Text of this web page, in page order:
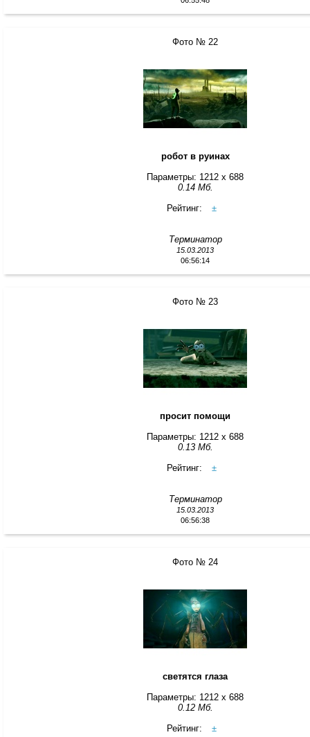
Фото № 22
робот в руинах
Параметры: 1212 x 688
0.14 Мб.
Рейтинг:
±
Терминатор
15.03.2013
06:56:14
Фото № 23
просит помощи
Параметры: 1212 x 688
0.13 Мб.
Рейтинг:
±
Терминатор
15.03.2013
06:56:38
Фото № 24
светятся глаза
Параметры: 1212 x 688
0.12 Мб.
Рейтинг:
±